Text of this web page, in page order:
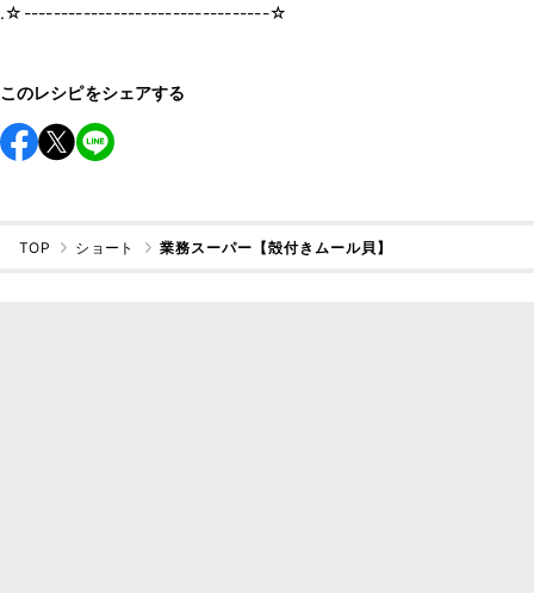
.☆---------------------------------☆
このレシピをシェアする
TOP ショート 業務スーパー【殻付きムール貝】